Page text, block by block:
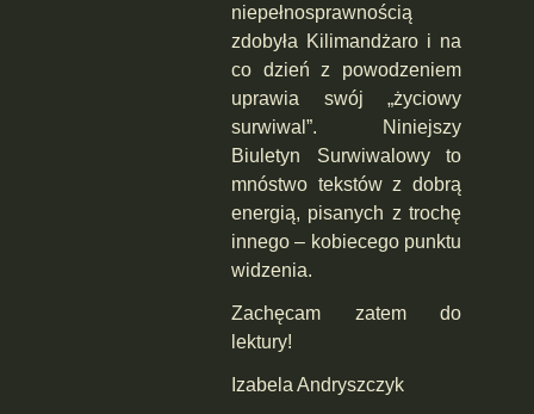
niepełnosprawnością
zdobyła Kilimandżaro i na
co dzień z powodzeniem
uprawia swój „życiowy
surwiwal”. Niniejszy
Biuletyn Surwiwalowy to
mnóstwo tekstów z dobrą
energią, pisanych z trochę
innego – kobiecego punktu
widzenia.
Zachęcam zatem do
lektury!
Izabela Andryszczyk